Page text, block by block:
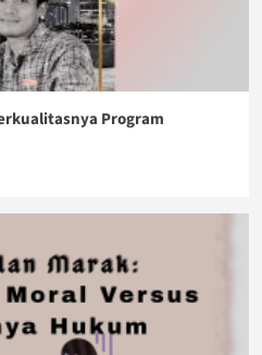
Program